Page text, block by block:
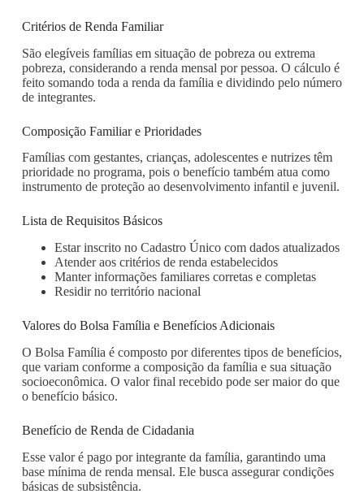
Critérios de Renda Familiar
São elegíveis famílias em situação de pobreza ou extrema
pobreza, considerando a renda mensal por pessoa. O cálculo é
feito somando toda a renda da família e dividindo pelo número
de integrantes.
Composição Familiar e Prioridades
Famílias com gestantes, crianças, adolescentes e nutrizes têm
prioridade no programa, pois o benefício também atua como
instrumento de proteção ao desenvolvimento infantil e juvenil.
Lista de Requisitos Básicos
Estar inscrito no Cadastro Único com dados atualizados
Atender aos critérios de renda estabelecidos
Manter informações familiares corretas e completas
Residir no território nacional
Valores do Bolsa Família e Benefícios Adicionais
O Bolsa Família é composto por diferentes tipos de benefícios,
que variam conforme a composição da família e sua situação
socioeconômica. O valor final recebido pode ser maior do que
o benefício básico.
Benefício de Renda de Cidadania
Esse valor é pago por integrante da família, garantindo uma
base mínima de renda mensal. Ele busca assegurar condições
básicas de subsistência.